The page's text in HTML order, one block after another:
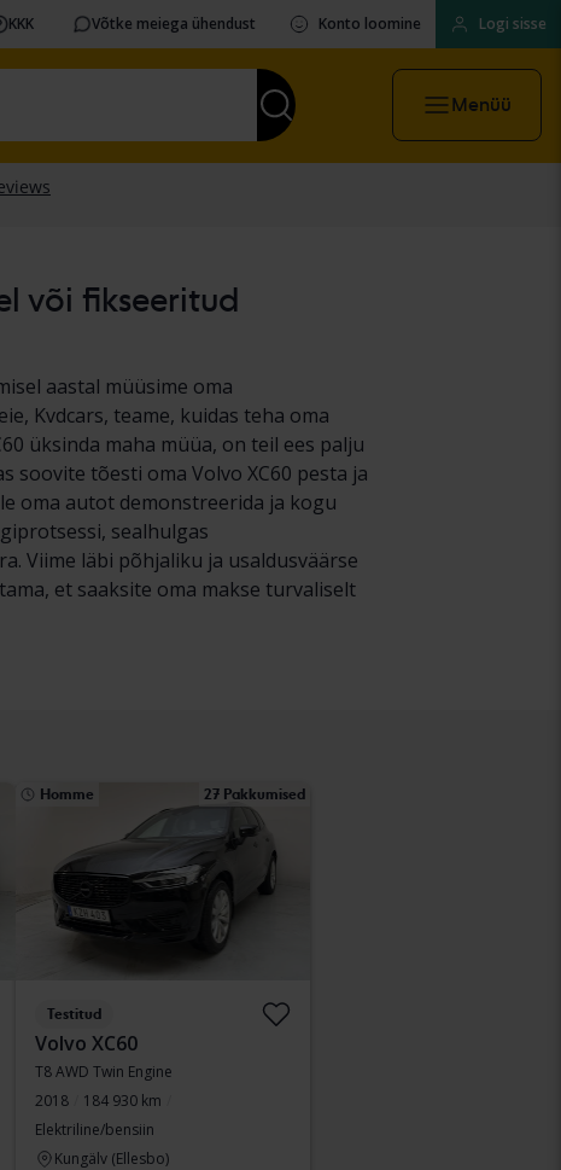
KKK Võtke meiega ühendust Konto loomine Logi sisse
Menüü
või fikseeritud
aastal müüsime oma
Kvdcars, teame, kuidas teha oma
üksinda maha müüa, on teil ees palju
soovite tõesti oma Volvo XC60 pesta ja
oma autot demonstreerida ja kogu
sealhulgas
Viime läbi põhjaliku ja usaldusväärse
et saaksite oma makse turvaliselt
Homme 27 Pakkumised
Testitud
Volvo XC60
T8 AWD Twin Engine
2018
184 930 km
Elektriline/bensiin
Kungälv (Ellesbo)